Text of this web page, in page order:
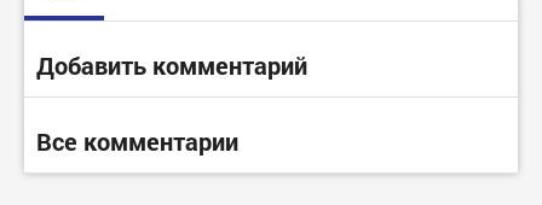
Добавить комментарий
Все комментарии